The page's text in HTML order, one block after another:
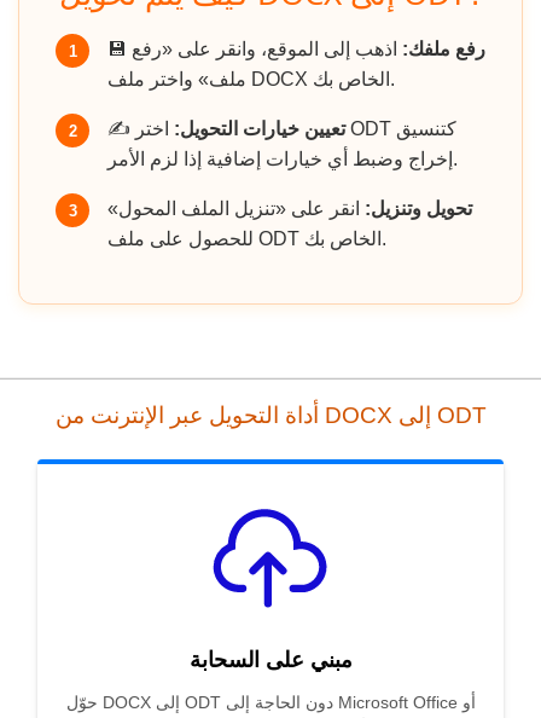
1 💾 رفع ملفك: اذهب إلى الموقع، وانقر على «رفع
ملف» واختر ملف DOCX الخاص بك.
2 ✍️ تعيين خيارات التحويل: اختر ODT كتنسيق
إخراج وضبط أي خيارات إضافية إذا لزم الأمر.
3 تحويل وتنزيل: انقر على «تنزيل الملف المحول»
للحصول على ملف ODT الخاص بك.
أداة التحويل عبر الإنترنت من DOCX إلى ODT
مبني على السحابة
حوّل DOCX إلى ODT دون الحاجة إلى Microsoft Office أو